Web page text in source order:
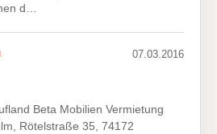
d…
07.03.2016
Beta Mobilien Vermietung
Rötelstraße 35, 74172